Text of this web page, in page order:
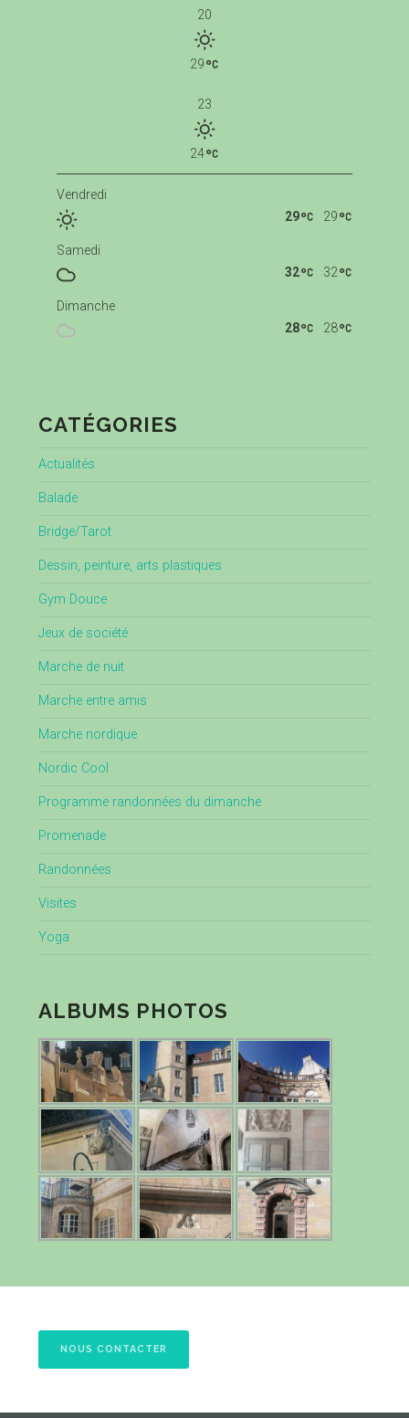
20
29
23
24
Vendredi
29
29
Samedi
32
32
Dimanche
28
28
CATÉGORIES
Actualités
Balade
Bridge/Tarot
Dessin, peinture, arts plastiques
Gym Douce
Jeux de société
Marche de nuit
Marche entre amis
Marche nordique
Nordic Cool
Programme randonnées du dimanche
Promenade
Randonnées
Visites
Yoga
ALBUMS PHOTOS
NOUS CONTACTER